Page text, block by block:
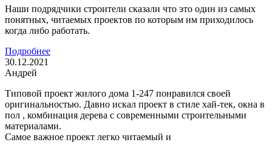
Наши подрядчики строители сказали что это один из самых
понятных, читаемых проектов по которым им приходилось
когда либо работать.
Подробнее
30.12.2021
Андрей
Типовой проект жилого дома 1-247 понравился своей
оригинальностью. Давно искал проект в стиле хай-тек, окна в
пол , комбинация дерева с современными строительными
материалами.
Самое важное проект легко читаемый и